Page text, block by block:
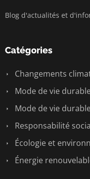
Blog d'actualités et
Catégories
Changements
Mode de vie
Mode de vie
Responsabilité
Écologie et
Énergie